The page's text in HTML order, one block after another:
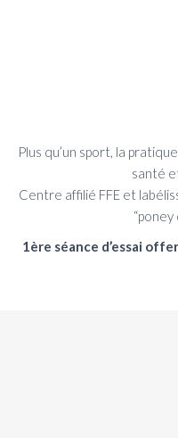
Plus qu’un sport, la
santé
Centre affilié FFE et
“poney
1ère séance d’essai